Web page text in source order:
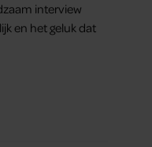
interview
en het geluk dat